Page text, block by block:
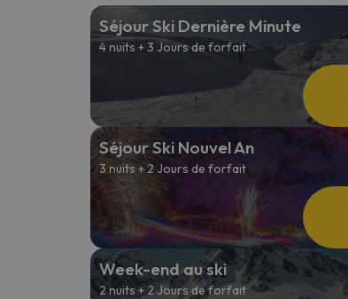
Séjour Ski Dernière Minute
4 nuits + 3 Jours de forfait
Séjour Ski Nouvel An
3 nuits + 2 Jours de forfait
Week-end au ski
2 nuits + 2 Jours de forfait